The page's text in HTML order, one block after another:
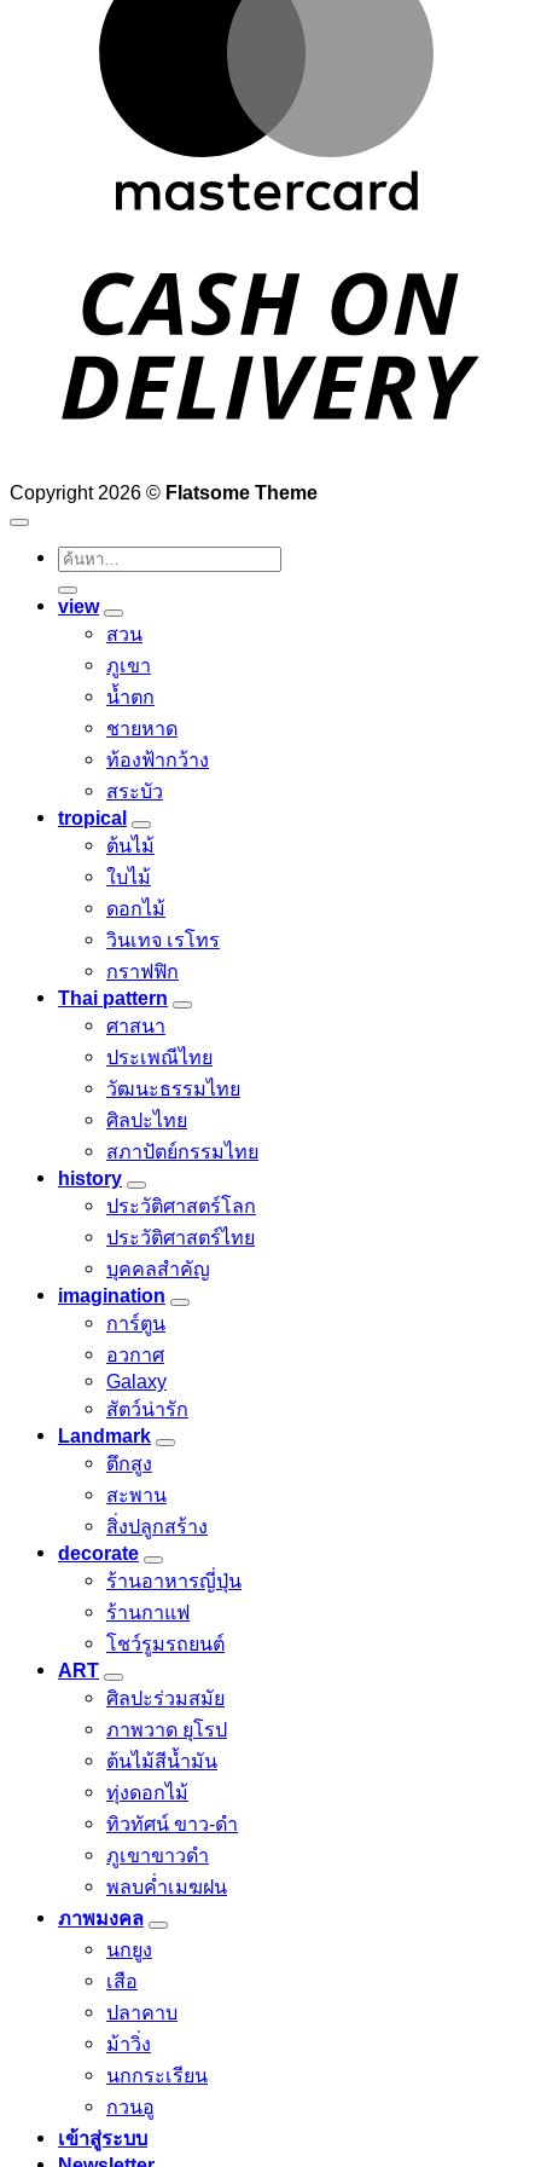
Copyright 2026 © Flatsome Theme
ค้นหา:
view
สวน
ภูเขา
น้ำตก
ชายหาด
ท้องฟ้ากว้าง
สระบัว
tropical
ต้นไม้
ใบไม้
ดอกไม้
วินเทจ เรโทร
กราฟฟิก
Thai pattern
ศาสนา
ประเพณีไทย
วัฒนะธรรมไทย
ศิลปะไทย
สภาปัตย์กรรมไทย
history
ประวัติศาสตร์โลก
ประวัติศาสตร์ไทย
บุคคลสำคัญ
imagination
การ์ตูน
อวกาศ
Galaxy
สัตว์น่ารัก
Landmark
ตึกสูง
สะพาน
สิ่งปลูกสร้าง
decorate
ร้านอาหารญี่ปุ่น
ร้านกาแฟ
โชว์รูมรถยนต์
ART
ศิลปะร่วมสมัย
ภาพวาด ยุโรป
ต้นไม้สีน้ำมัน
ทุ่งดอกไม้
ทิวทัศน์ ขาว-ดำ
ภูเขาขาวดำ
พลบค่ำเมฆฝน
ภาพมงคล
นกยูง
เสือ
ปลาคาบ
ม้าวิ่ง
นกกระเรียน
กวนอู
เข้าสู่ระบบ